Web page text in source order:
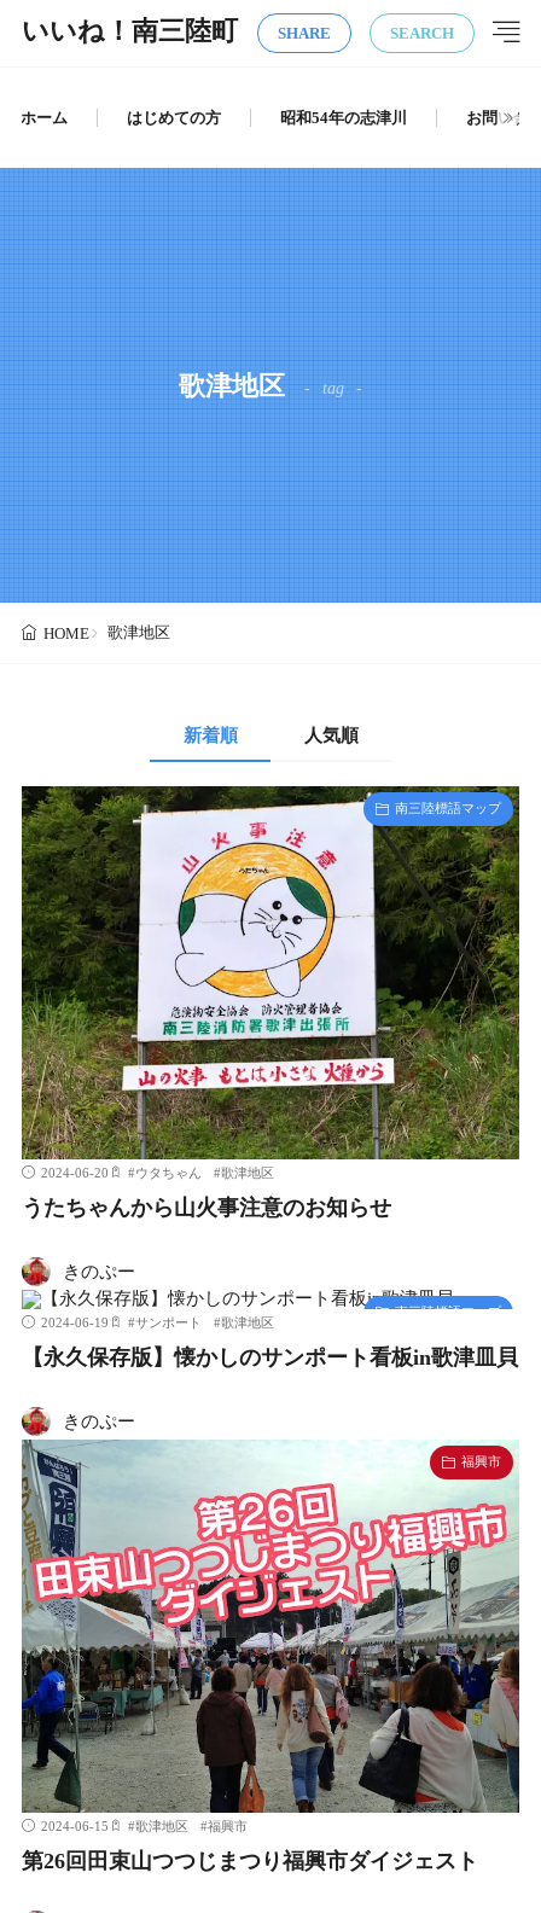
いいね！南三陸町 SHARE SEARCH
ホーム はじめての方 昭和54年の志津川 お問い合
歌津地区 tag
HOME 歌津地区
新着順 人気順
南三陸標語マップ
2024-06-20 #ウタちゃん #歌津地区
うたちゃんから山火事注意のお知らせ
きのぷー
南三陸標語マップ
2024-06-19 #サンポート #歌津地区
【永久保存版】懐かしのサンポート看板in歌津皿貝
きのぷー
福興市
2024-06-15 #歌津地区 #福興市
第26回田束山つつじまつり福興市ダイジェスト